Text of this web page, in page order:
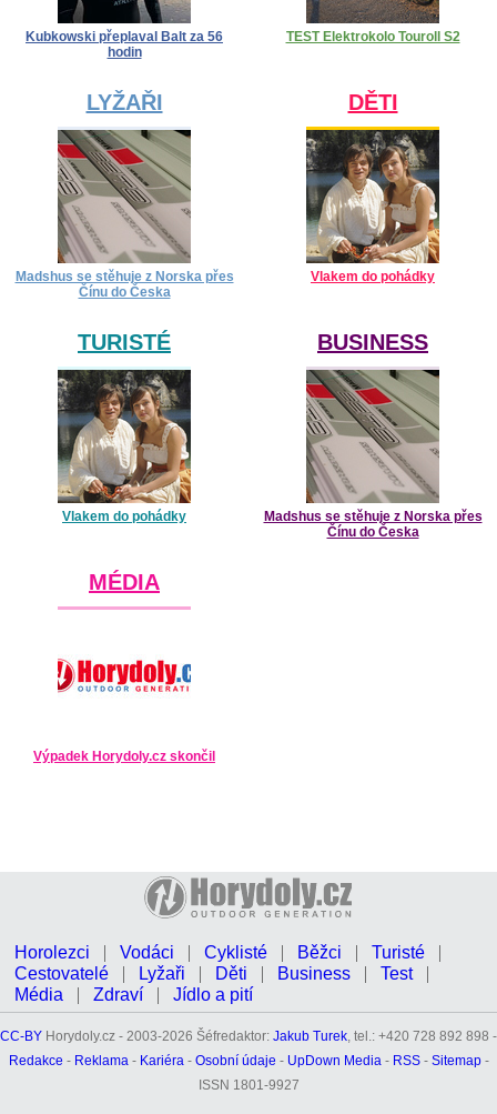
Kubkowski přeplaval Balt za 56
hodin
TEST Elektrokolo Touroll S2
LYŽAŘI
Madshus se stěhuje z Norska přes
Čínu do Česka
DĚTI
Vlakem do pohádky
TURISTÉ
Vlakem do pohádky
BUSINESS
Madshus se stěhuje z Norska přes
Čínu do Česka
MÉDIA
Výpadek Horydoly.cz skončil
Horolezci Vodáci Cyklisté Běžci
Turisté
Cestovatelé
Lyžaři Děti Business
Test
Média
Zdraví Jídlo a pití
CC-BY Horydoly.cz - 2003-2026 Šéfredaktor: Jakub Turek, tel.: +420 728 892 898 -
Redakce - Reklama- Kariéra- Osobní údaje - UpDown Media- RSS- Sitemap-
ISSN 1801-9927